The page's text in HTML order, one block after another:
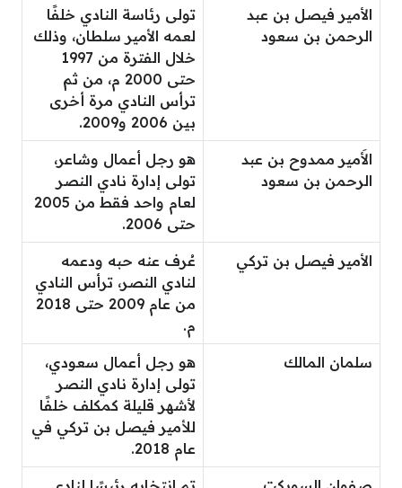
الأمير فيصل بن عبد
الرحمن بن سعود
تولى رئاسة النادي خلفًا
لعمه الأمير سلطان، وذلك
خلال الفترة من 1997
حتى 2000 م، من ثم
ترأس النادي مرة أخرى
بين 2006 و2009.
الأَمير ممدوح بن عبد
الرحمن بن سعود
هو رجل أعمال وشاعر،
تولى إدارة نادي النصر
لعام واحد فقط من 2005
حتى 2006.
الأمير فيصل بن تركي
عُرف عنه حبه ودعمه
لنادي النصر، ترأس النادي
من عام 2009 حتى 2018
م.
سلمان المالك
هو رجل أعمال سعودي،
تولى إدارة نادي النصر
لأشهر قليلة كمكلف خلفًا
للأمير فيصل بن تركي في
عام 2018.